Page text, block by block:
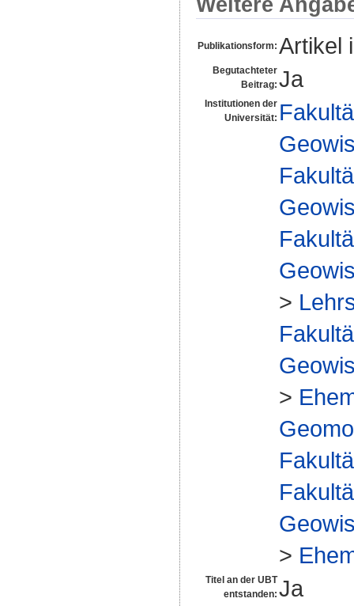
Publikationsform: Artikel
Begutachteter
Beitrag: Ja
Institutionen der
Universität:
>
>
>
Titel an der UBT
entstanden: Ja